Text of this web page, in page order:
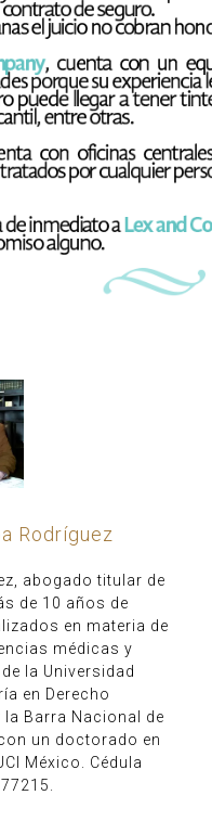
Rodríguez
abogado titular de
de 10 años de
en materia de
médicas y
la Universidad
en Derecho
Barra Nacional de
un doctorado en
México. Cédula